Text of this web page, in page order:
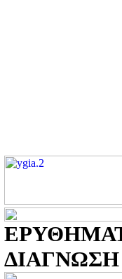
ΔΙΑΓΝΩΣΗ